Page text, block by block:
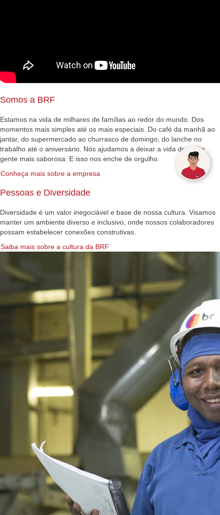
Somos a BRF
Estamos na vida de milhares de famílias ao redor do mundo. Dos
momentos mais simples até os mais especiais. Do café da manhã ao
jantar, do supermercado ao churrasco de domingo, do lanche no
trabalho até o aniversário. Nós ajudamos a deixar a vida de muita
gente mais saborosa. E isso nos enche de orgulho.
Conheça mais sobre a empresa
Pessoas e Diversidade
Diversidade é um valor inegociável e base de nossa cultura. Visamos
manter um ambiente diverso e inclusivo, onde nossos colaboradores
possam estabelecer conexões construtivas.
Saiba mais sobre a cultura da BRF